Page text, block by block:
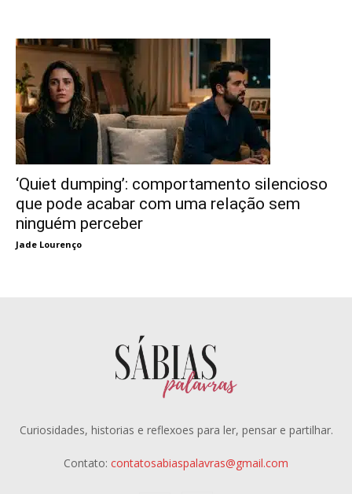
‘Quiet dumping’: comportamento silencioso
que pode acabar com uma relação sem
ninguém perceber
Jade Lourenço
Curiosidades, historias e reflexoes para ler, pensar e partilhar.
Contato: contatosabiaspalavras@gmail.com